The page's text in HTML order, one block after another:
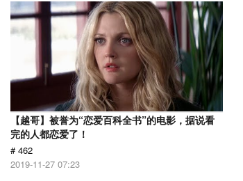
【越哥】被誉为“恋爱百科全书”的电影，据说看
完的人都恋爱了！
# 462
2019-11-27 07:23